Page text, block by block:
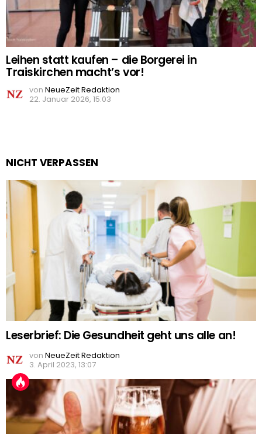
Leihen statt kaufen – die Borgerei in
Traiskirchen macht’s vor!
von NeueZeit Redaktion
22. Januar 2026, 15:03
NICHT VERPASSEN
Leserbrief: Die Gesundheit geht uns alle an!
von NeueZeit Redaktion
3. April 2023, 13:07